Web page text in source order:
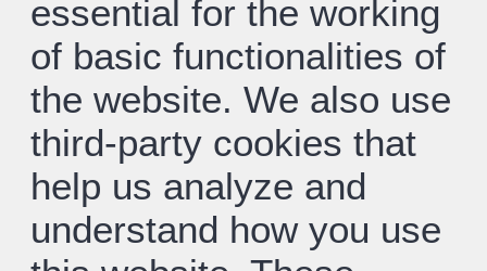
essential for the working
of basic functionalities of
the website. We also use
third-party cookies that
help us analyze and
understand how you use